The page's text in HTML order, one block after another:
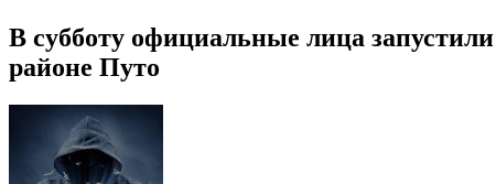
В субботу официальные лица
районе Путо